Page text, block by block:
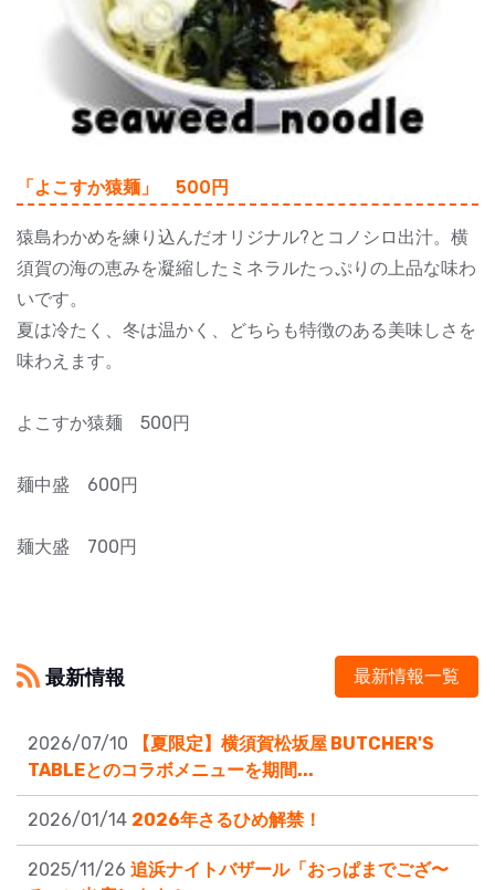
「よこすか猿麺」 500円
猿島わかめを練り込んだオリジナル?とコノシロ出汁。横
須賀の海の恵みを凝縮したミネラルたっぷりの上品な味わ
いです。
夏は冷たく、冬は温かく、どちらも特徴のある美味しさを
味わえます。
よこすか猿麺 500円
麺中盛 600円
麺大盛 700円
最新情報 最新情報一覧
2026/07/10
【夏限定】横須賀松坂屋 BUTCHER'S
TABLEとのコラボメニューを期間...
2026/01/14 2026年さるひめ解禁！
2025/11/26 追浜ナイトバザール「おっぱまでござ〜